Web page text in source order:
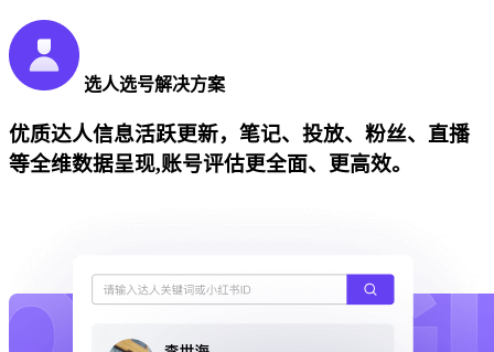
选人选号解决方案
优质达人信息活跃更新，笔记、投放、粉丝、直播
等全维数据呈现,账号评估更全面、更高效。